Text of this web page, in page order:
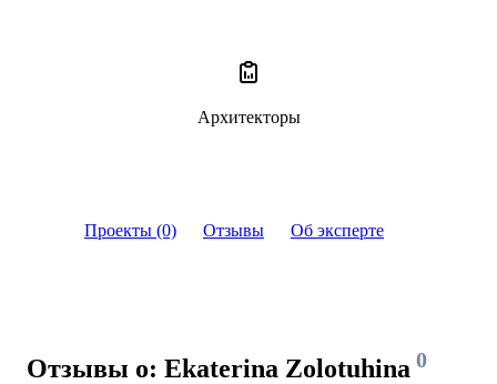
Проекты (0) Отзывы Об эксперте
Отзывы о: Ekaterina Zolotuhina 0
Архитекторы